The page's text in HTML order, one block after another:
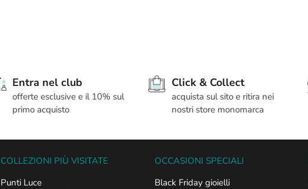
Entra nel club
offerte esclusive e il 10% sul
primo acquisto
Click & Collect
acquista sul sito e ritira nei
nostri store monomarca
COLLEZIONI PIÙ VISITATE
Punti Luce
OCCASIONI SPECIALI
Black Friday gioielli